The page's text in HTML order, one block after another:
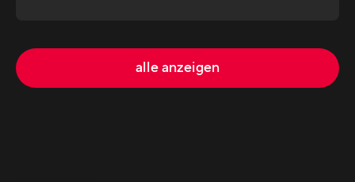
alle anzeigen